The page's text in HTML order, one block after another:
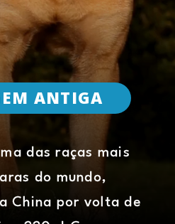
das raças mais
do mundo,
China por volta de
ANTIGA